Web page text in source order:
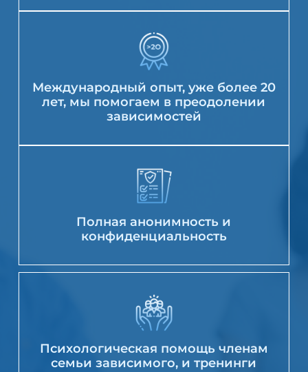
Международный опыт, уже более 20
лет, мы помогаем в преодолении
зависимостей
Полная анонимность и
конфиденциальность
Психологическая помощь членам
семьи зависимого, и тренинги